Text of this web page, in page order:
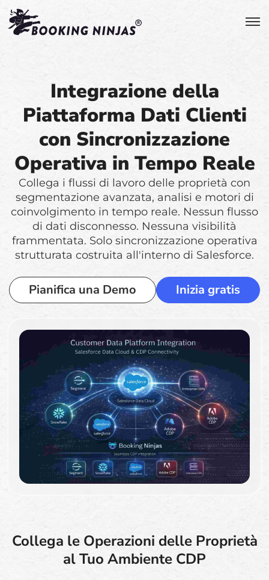
Integrazione della
Piattaforma Dati Clienti
con Sincronizzazione
Operativa in Tempo Reale
Collega i flussi di lavoro delle proprietà con
segmentazione avanzata, analisi e motori di
coinvolgimento in tempo reale. Nessun flusso
di dati disconnesso. Nessuna visibilità
frammentata. Solo sincronizzazione operativa
strutturata costruita all'interno di Salesforce.
Pianifica una Demo Inizia gratis
Collega le Operazioni delle Proprietà
al Tuo Ambiente CDP